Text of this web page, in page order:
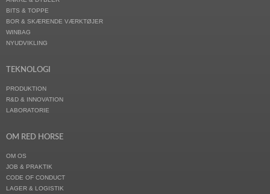
BITS & TOPPE
BOR & SKÆRENDE VÆRKTØJER
WINBAG
NYUDVIKLING
TEKNOLOGI
PRODUKTION
R&D & INNOVATION
LABORATORIE
OM RED HORSE
OM OS
JOB & PRAKTIK
CODE OF CONDUCT
LAGER & LOGISTIK